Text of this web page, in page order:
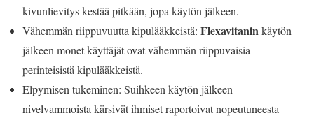
kivunlievitys kestää pitkään, jopa käytön jälkeen.
Vähemmän riippuvuutta kipulääkkeistä: Flexavitaninkäytön
jälkeen monet käyttäjät ovat vähemmän riippuvaisia
perinteisistä kipulääkkeistä.
Elpymisen tukeminen: Suihkeen käytön jälkeen
nivelvammoista kärsivät ihmiset raportoivat nopeutuneesta